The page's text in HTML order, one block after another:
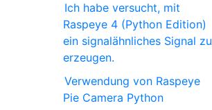
Ich habe versucht, mit
Raspeye 4 (Python Edition)
ein signalähnliches Signal zu
erzeugen.
Verwendung von Raspeye
Pie Camera Python